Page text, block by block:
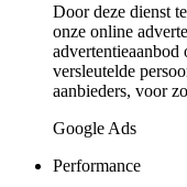
Door deze dienst
onze online
versleutelde
aanbieders, voor
Google Ads
Performance